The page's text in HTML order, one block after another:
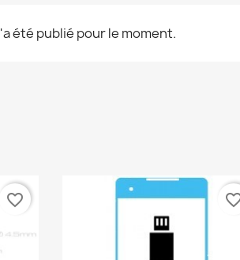
été publié pour le moment.
favorite_border